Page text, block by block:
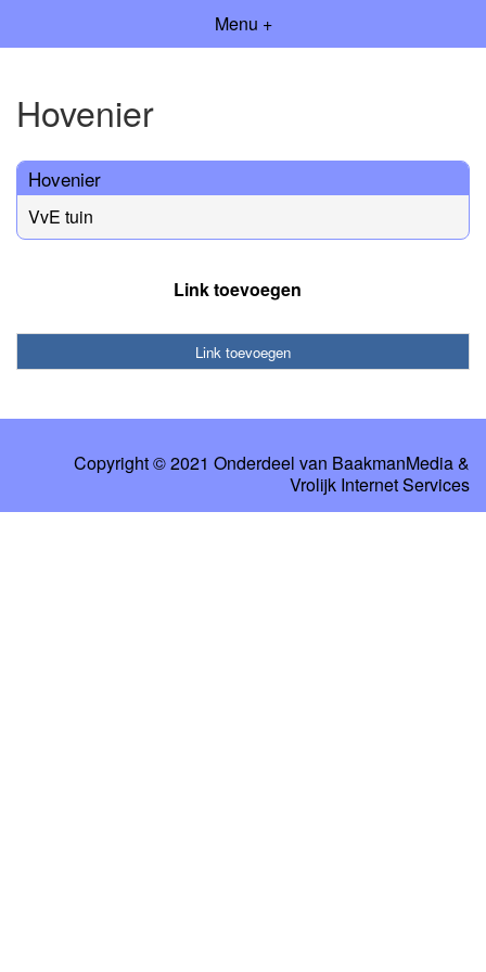
Menu +
Hovenier
Hovenier
VvE tuin
Link toevoegen
Link toevoegen
Copyright © 2021 Onderdeel van BaakmanMedia&
Vrolijk Internet Services